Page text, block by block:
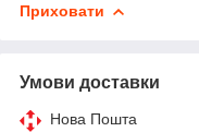
Приховати
Умови доставки
Нова Пошта